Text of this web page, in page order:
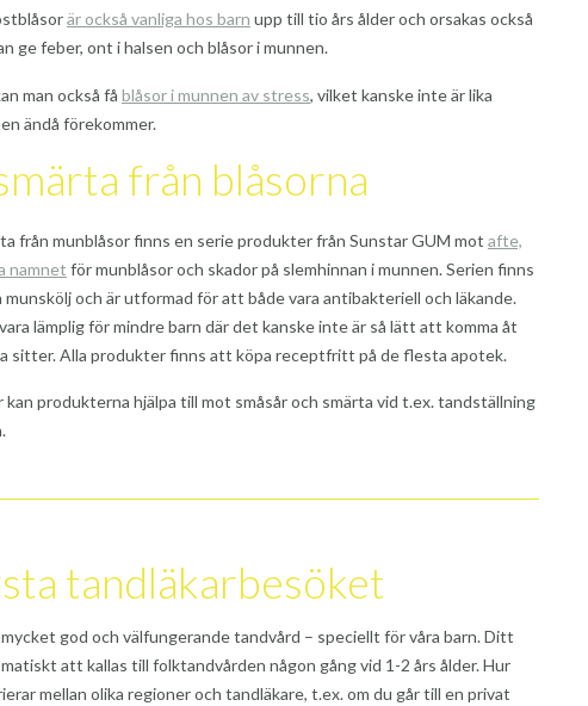
är också vanliga hos barn upp till tio års ålder och orsakas också
ge feber, ont i halsen och blåsor i munnen.
man också få blåsor i munnen av stress, vilket kanske inte är lika
ändå förekommer.
från blåsorna
från munblåsor finns en serie produkter från Sunstar GUM mot afte,
namnet för munblåsor och skador på slemhinnan i munnen. Serien finns
munskölj och är utformad för att både vara antibakteriell och läkande.
lämplig för mindre barn där det kanske inte är så lätt att komma åt
sitter. Alla produkter finns att köpa receptfritt på de flesta apotek.
kan produkterna hjälpa till mot småsår och smärta vid t.ex. tandställning
tandläkarbesöket
god och välfungerande tandvård – speciellt för våra barn. Ditt
att kallas till folktandvården någon gång vid 1-2 års ålder. Hur
mellan olika regioner och tandläkare, t.ex. om du går till en privat